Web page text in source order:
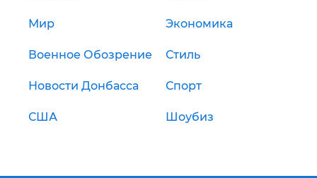
Мир Экономика
Военное Обозрение Стиль
Новости Донбасса Спорт
США Шоубиз